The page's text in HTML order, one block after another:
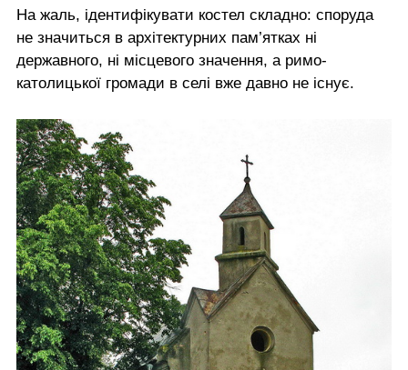
На жаль, ідентифікувати костел складно: споруда
не значиться в архітектурних пам’ятках ні
державного, ні місцевого значення, а римо-
католицької громади в селі вже давно не існує.